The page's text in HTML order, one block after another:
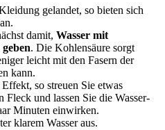
gelandet, so bieten sich
an.
damit, Wasser mit
. Die Kohlensäure sorgt
leicht mit den Fasern der
kann.
so streuen Sie etwas
Fleck und lassen Sie die Wasser-
Minuten einwirken.
klarem Wasser aus.